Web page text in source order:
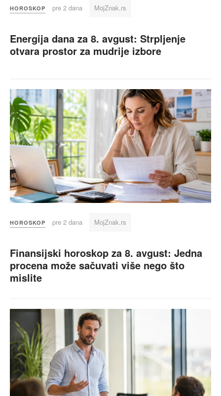
HOROSKOP pre 2 dana MojZnak.rs
Energija dana za 8. avgust: Strpljenje
otvara prostor za mudrije izbore
HOROSKOP pre 2 dana MojZnak.rs
Finansijski horoskop za 8. avgust: Jedna
procena može sačuvati više nego što
mislite